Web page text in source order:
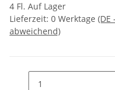
4 Fl. Auf Lager
Lieferzeit: 0 Werktage (DE
abweichend)